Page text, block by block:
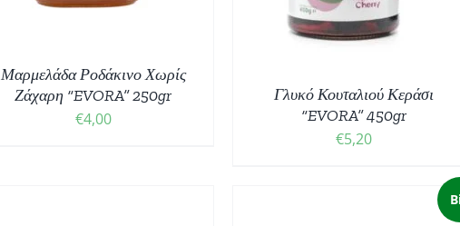
Μαρμελάδα Ροδάκινο Χωρίς
Ζάχαρη “EVORA” 250gr
€4,00
Γλυκό Κουταλιού Κεράσι
“EVORA” 450gr
€5,20